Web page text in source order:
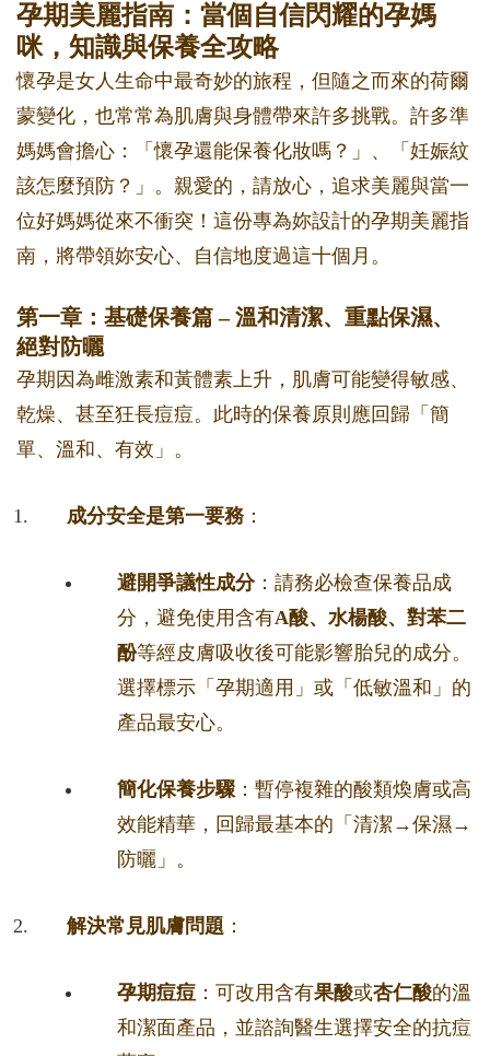
孕期美麗指南：當個自信閃耀的孕媽
咪，知識與保養全攻略
懷孕是女人生命中最奇妙的旅程，但隨之而來的荷爾
蒙變化，也常常為肌膚與身體帶來許多挑戰。許多準
媽媽會擔心：「懷孕還能保養化妝嗎？」、「妊娠紋
該怎麼預防？」。親愛的，請放心，追求美麗與當一
位好媽媽從來不衝突！這份專為妳設計的孕期美麗指
南，將帶領妳安心、自信地度過這十個月。
第一章：基礎保養篇 – 溫和清潔、重點保濕、
絕對防曬
孕期因為雌激素和黃體素上升，肌膚可能變得敏感、
乾燥、甚至狂長痘痘。此時的保養原則應回歸「簡
單、溫和、有效」。
成分安全是第一要務：
避開爭議性成分：請務必檢查保養品成
分，避免使用含有A酸、水楊酸、對苯二
酚等經皮膚吸收後可能影響胎兒的成分。
選擇標示「孕期適用」或「低敏溫和」的
產品最安心。
簡化保養步驟 ：暫停複雜的酸類煥膚或高
效能精華，回歸最基本的「清潔→保濕→
防曬」。
解決常見肌膚問題 ：
孕期痘痘 ：可改用含有果酸或杏仁酸的溫
和潔面產品，並諮詢醫生選擇安全的抗痘